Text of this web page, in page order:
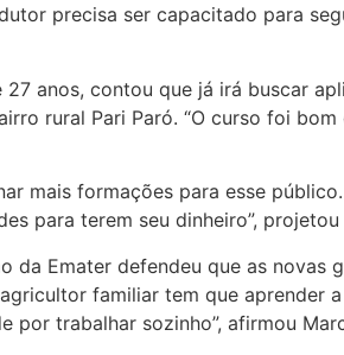
precisa ser capacitado para
anos, contou que já irá buscar
rural Pari Paró. “O curso foi
mais formações para esse
para terem seu dinheiro”,
da Emater defendeu que as novas
familiar tem que aprender
por trabalhar sozinho”, afirmou